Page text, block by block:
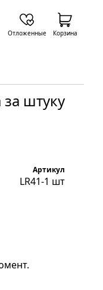
штуку
Артикул
LR41-1 шт
Отложенные Корзина